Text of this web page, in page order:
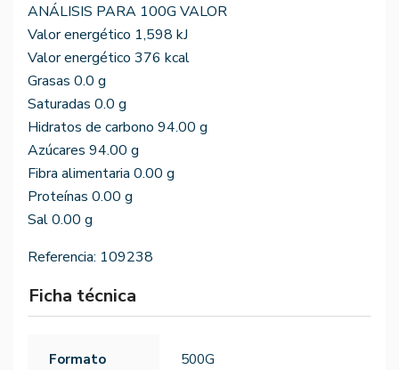
ANÁLISIS PARA 100G VALOR
Valor energético 1,598 kJ
Valor energético 376 kcal
Grasas 0.0 g
Saturadas 0.0 g
Hidratos de carbono 94.00 g
Azúcares 94.00 g
Fibra alimentaria 0.00 g
Proteínas 0.00 g
Sal 0.00 g
Referencia: 109238
Ficha técnica
Formato 500G